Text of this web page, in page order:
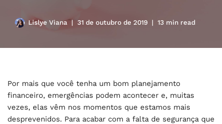
Lislye Viana 31 de outubro de 2019 13 min read
Por mais que você tenha um bom planejamento
financeiro, emergências podem acontecer e, muitas
vezes, elas vêm nos momentos que estamos mais
desprevenidos. Para acabar com a falta de segurança que